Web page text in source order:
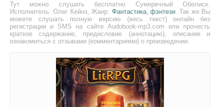
Тут можно слушать бесплатно Сумеречный Обелиск.
Исполнитель: Олег Кейнз, Жанр: Фантастика, фэнтези. Так же Вы
можете слушать полную версию (весь текст) онлайн без
регистрации и SMS на сайте Audobook-mp3.com или прочесть
краткое содержание, предисловие (аннотацию), описание и
ознакомиться с отзывами (комментариями) о произведении.